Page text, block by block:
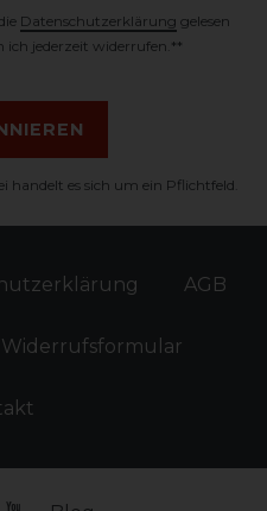
Daten­schutz­erklärung gelesen
jederzeit widerrufen.**
handelt es sich um ein Pflichtfeld.
AGB
Widerrufs­formular